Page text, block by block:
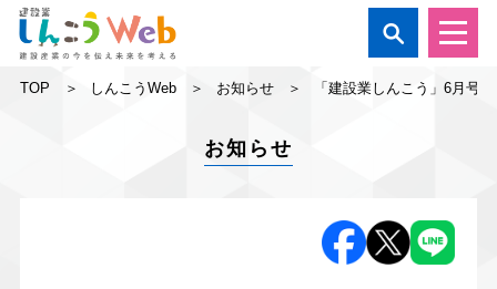

TOP しんこうWeb お知らせ 「建設業しんこう」6月号
お知らせ